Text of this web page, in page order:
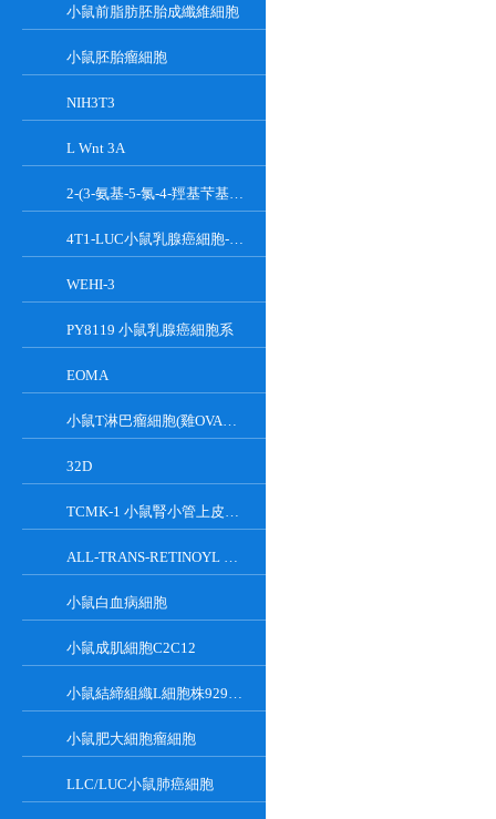
小鼠前脂肪胚胎成纖維細胞
小鼠胚胎瘤細胞
NIH3T3
L Wnt 3A
2-(3-氨基-5-氯-4-羥基芐基)-1H-異吲哚-1,3(2H)-二酮
4T1-LUC小鼠乳腺癌細胞-熒光素酶標記
WEHI-3
PY8119 小鼠乳腺癌細胞系
EOMA
小鼠T淋巴瘤細胞(雞OVA基因修飾)
32D
TCMK-1 小鼠腎小管上皮細胞系
ALL-TRANS-RETINOYL B-GLUCURONIDE
小鼠白血病細胞
小鼠成肌細胞C2C12
小鼠結締組織L細胞株929克隆
小鼠肥大細胞瘤細胞
LLC/LUC小鼠肺癌細胞